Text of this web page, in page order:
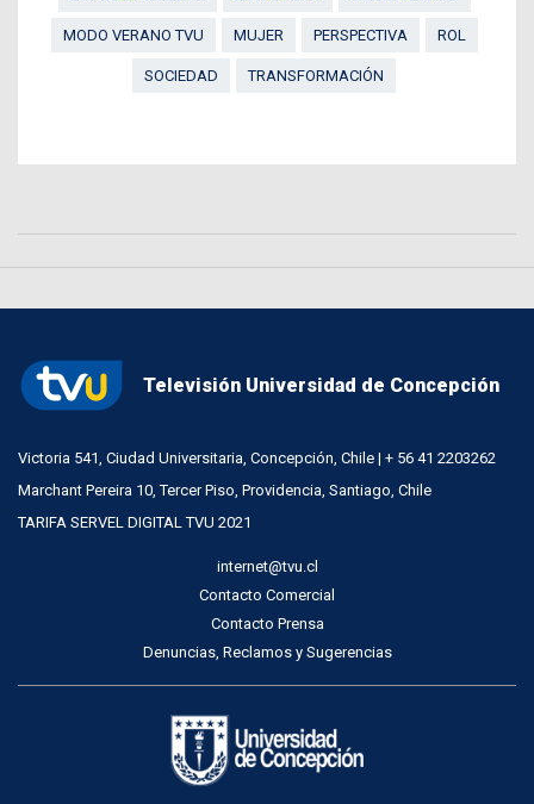
MODO VERANO TVU MUJER PERSPECTIVA ROL
SOCIEDAD TRANSFORMACIÓN
Televisión Universidad de Concepción
Victoria 541, Ciudad Universitaria, Concepción, Chile | + 56 41 2203262
Marchant Pereira 10, Tercer Piso, Providencia, Santiago, Chile
TARIFA SERVEL DIGITAL TVU 2021
internet@tvu.cl
Contacto Comercial
Contacto Prensa
Denuncias, Reclamos y Sugerencias